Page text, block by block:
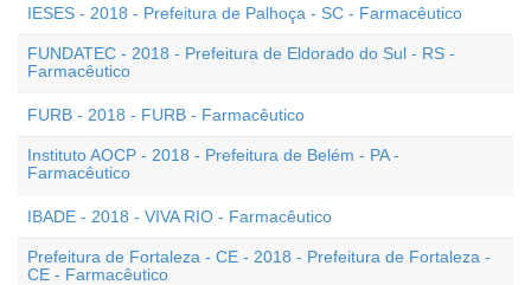
IESES - 2018 - Prefeitura de Palhoça - SC - Farmacêutico
FUNDATEC - 2018 - Prefeitura de Eldorado do Sul - RS -
Farmacêutico
FURB - 2018 - FURB - Farmacêutico
Instituto AOCP - 2018 - Prefeitura de Belém - PA -
Farmacêutico
IBADE - 2018 - VIVA RIO - Farmacêutico
Prefeitura de Fortaleza - CE - 2018 - Prefeitura de Fortaleza -
CE - Farmacêutico